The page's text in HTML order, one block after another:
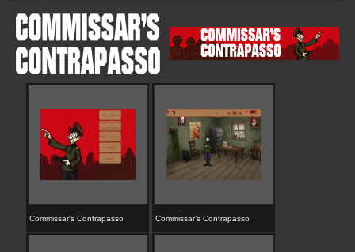
Commissar's Contrapasso Commissar's Contrapasso